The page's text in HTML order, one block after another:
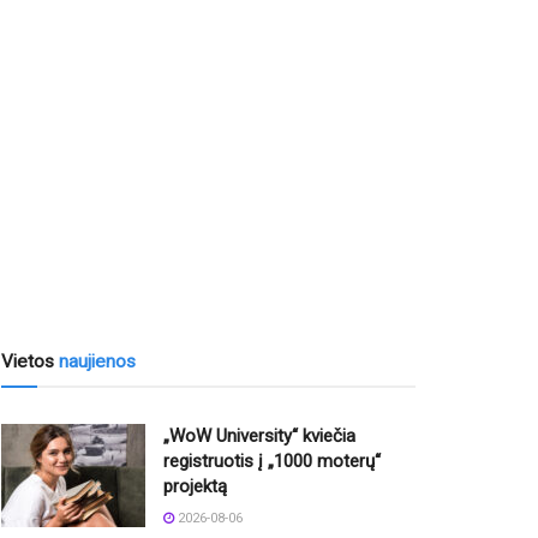
Vietos naujienos
„WoW University“ kviečia
registruotis į „1000 moterų“
projektą
2026-08-06